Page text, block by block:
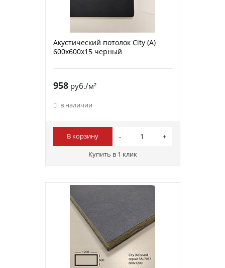
Акустический потолок City (A)
600х600х15 черный
958руб./м²
в наличии
В корзину
Купить в 1 клик